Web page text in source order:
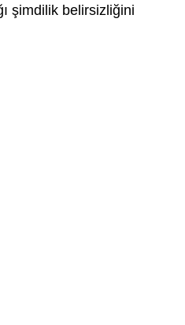
şimdilik belirsizliğini